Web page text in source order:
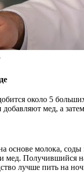
около 5
мед, а
основе молока,
мед. Получившийся
лучше пить на